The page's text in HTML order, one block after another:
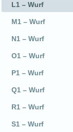
L1 – Wurf
M1 – Wurf
N1 – Wurf
O1 – Wurf
P1 – Wurf
Q1 – Wurf
R1 – Wurf
S1 – Wurf